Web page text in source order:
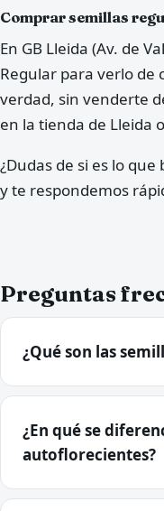
Comprar semillas
En GB Lleida (Av. de
Regular para verlo de
verdad, sin venderte
en la tienda de Lleida
¿Dudas de si es lo que
y te respondemos
Preguntas
¿Qué son las
¿En qué se
autoflorecientes?